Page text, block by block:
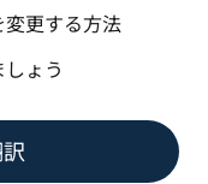
変更する方法
ょう